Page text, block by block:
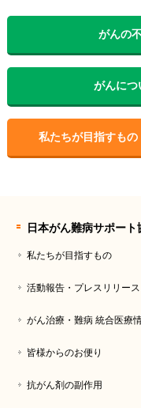
がんの
がんにつ
私たちが目指すもの
日本がん難病サポート
私たちが目指すもの
活動報告・プレスリリース
がん治療・難病 統合医療
皆様からのお便り
抗がん剤の副作用